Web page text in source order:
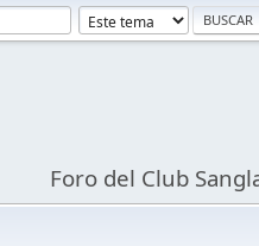
Foro del Club